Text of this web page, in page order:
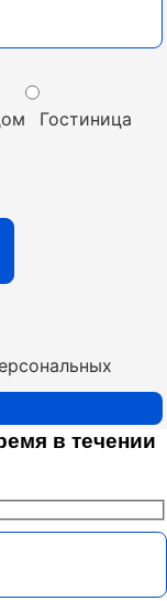
Гостиница
в течении